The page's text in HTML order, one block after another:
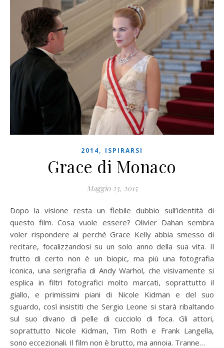
2014, ISPIRARSI
Grace di Monaco
Maggio 23, 2015
Dopo la visione resta un flebile dubbio sull’identità di
questo film. Cosa vuole essere? Olivier Dahan sembra
voler rispondere al perché Grace Kelly abbia smesso di
recitare, focalizzandosi su un solo anno della sua vita. Il
frutto di certo non è un biopic, ma più una fotografia
iconica, una serigrafia di Andy Warhol, che visivamente si
esplica in filtri fotografici molto marcati, soprattutto il
giallo, e primissimi piani di Nicole Kidman e del suo
sguardo, così insistiti che Sergio Leone si starà ribaltando
sul suo divano di pelle di cucciolo di foca. Gli attori,
soprattutto Nicole Kidman, Tim Roth e Frank Langella,
sono eccezionali. Il film non è brutto, ma annoia. Tranne…